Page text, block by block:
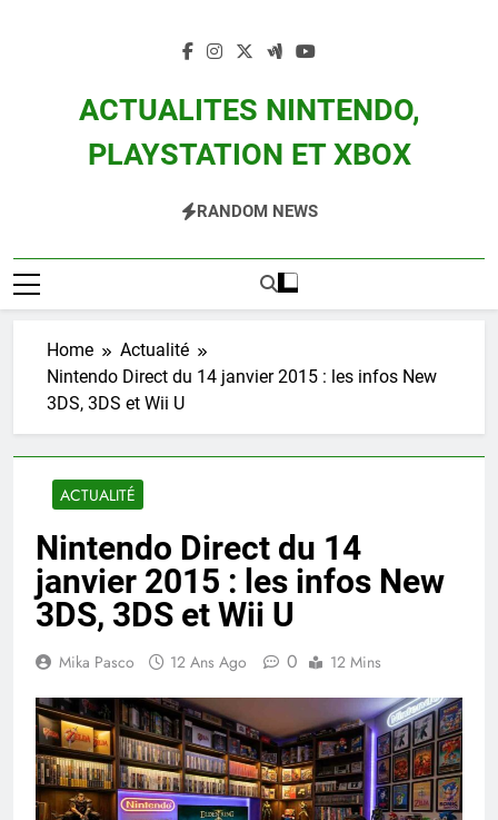
ACTUALITES NINTENDO,
PLAYSTATION ET XBOX
Zelda, Splatoon, Pokemon Entre Autres
RANDOM NEWS
Home
Actualité
Nintendo Direct du 14 janvier 2015 : les infos New
3DS, 3DS et Wii U
ACTUALITÉ
Nintendo Direct du 14
janvier 2015 : les infos New
3DS, 3DS et Wii U
Mika Pasco 12 Ans Ago 0 12 Mins